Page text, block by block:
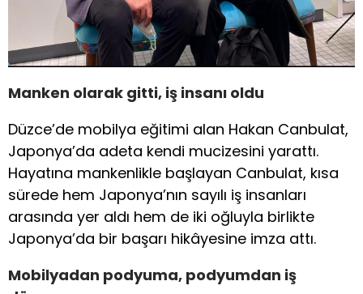
Manken olarak gitti, iş insanı oldu
Düzce’de mobilya eğitimi alan Hakan Canbulat,
Japonya’da adeta kendi mucizesini yarattı.
Hayatına mankenlikle başlayan Canbulat, kısa
sürede hem Japonya’nın sayılı iş insanları
arasında yer aldı hem de iki oğluyla birlikte
Japonya’da bir başarı hikâyesine imza attı.
Mobilyadan podyuma, podyumdan iş